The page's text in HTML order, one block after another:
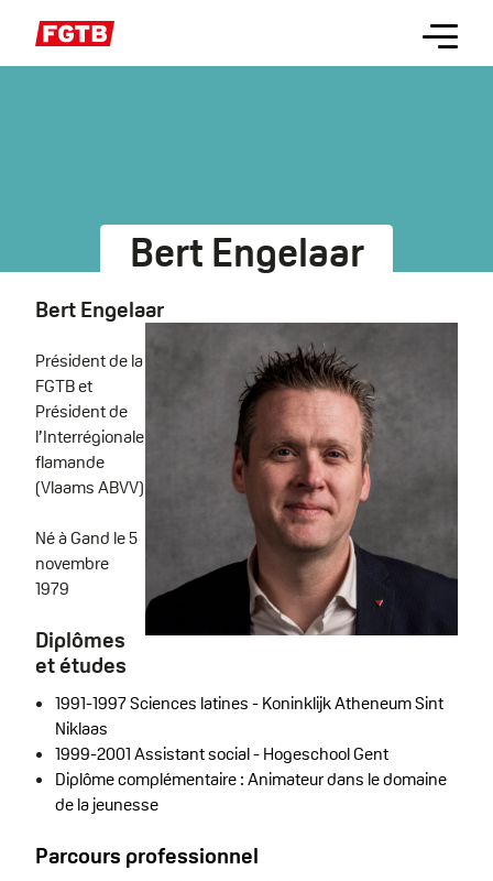
contenu
Menu
Bert Engelaar
Bert Engelaar
Président de la
FGTB et
Président de
l’Interrégionale
flamande
(Vlaams ABVV)
Né à Gand le 5
novembre
1979
Diplômes
et études
1991-1997 Sciences latines - Koninklijk Atheneum Sint
Niklaas
1999-2001 Assistant social - Hogeschool Gent
Diplôme complémentaire : Animateur dans le domaine
de la jeunesse
Parcours professionnel